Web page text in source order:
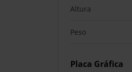
Altura
Peso
Placa Gráfica